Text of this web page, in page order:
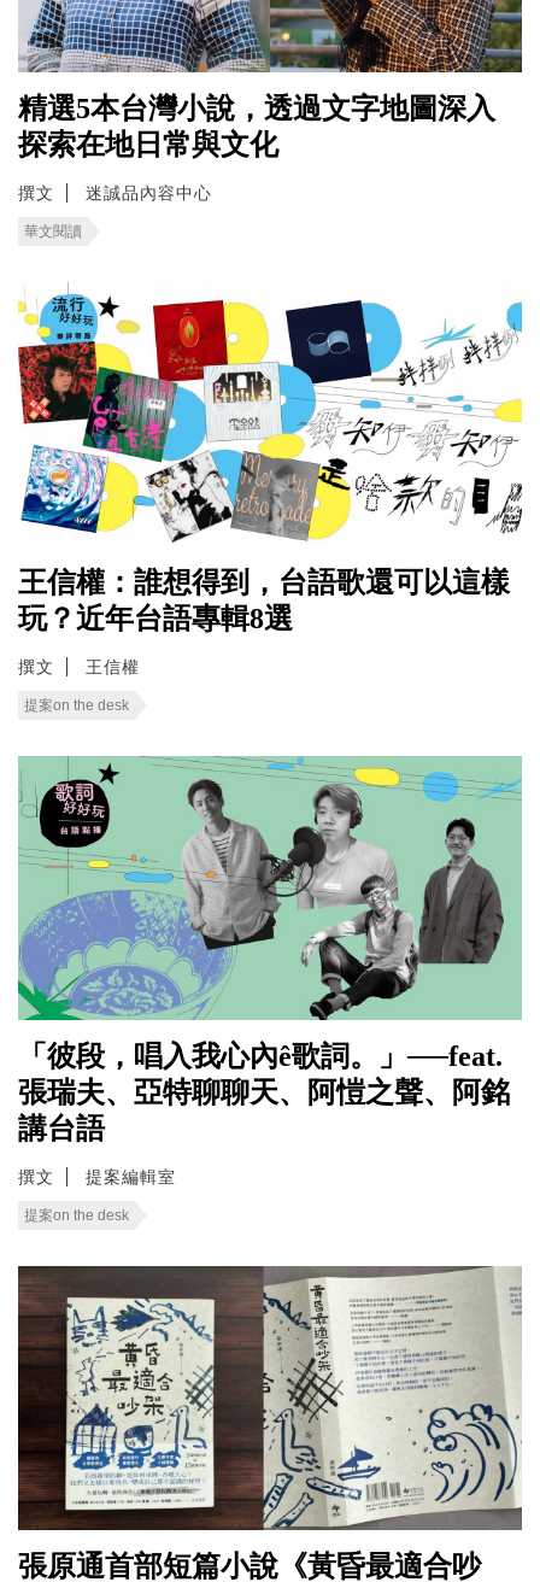
精選5本台灣小說，透過文字地圖深入
探索在地日常與文化
撰文 迷誠品內容中心
華文閱讀
王信權：誰想得到，台語歌還可以這樣
玩？近年台語專輯8選
撰文 王信權
提案on the desk
「彼段，唱入我心內ê歌詞。」──feat.
張瑞夫、亞特聊聊天、阿愷之聲、阿銘
講台語
撰文 提案編輯室
提案on the desk
張原通首部短篇小說《黃昏最適合吵